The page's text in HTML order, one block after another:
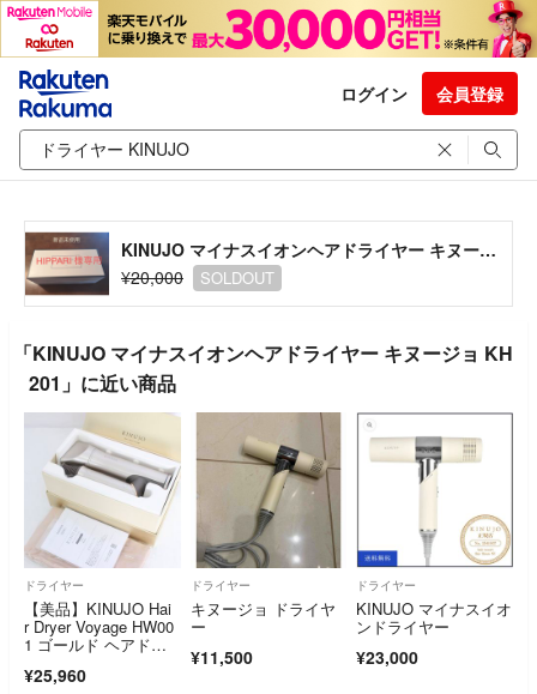
ログイン 会員登録
KINUJO マイナスイオンヘアドライヤー キヌージョ KH201
¥20,000
SOLDOUT
「KINUJO マイナスイオンヘアドライヤー キヌージョ KH
201」に近い商品
ドライヤー
【美品】KINUJO Hai
r Dryer Voyage HW00
1 ゴールド ヘアドラ
ョ ボヤージュ 本体
¥25,960
ドライヤー
キヌージョ ドライヤ
ー
¥11,500
ドライヤー
KINUJO マイナスイオ
ンドライヤー
¥23,000